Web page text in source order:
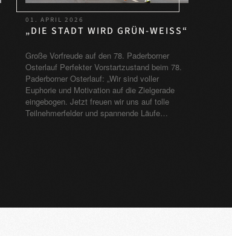
01. APRIL 2026
„DIE STADT WIRD GRÜN-WEISS“
Große Vorfreude auf den 78. Paderborner
Osterlauf Perfekter Vorstartzustand beim 78.
Paderborner Osterlauf: „Wir sind voller
Euphorie und Motivation auf die Zielgerade
eingebogen. Jetzt freuen wir uns auf tolle
Teilnehmerfelder und spannende Läufe…